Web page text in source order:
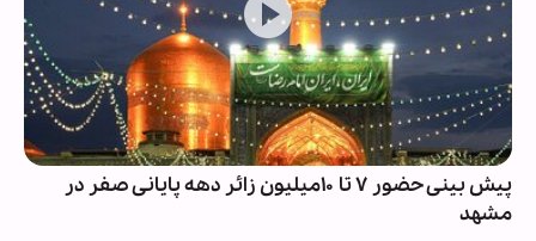
پیش بینی حضور ۷ تا ۱۰میلیون زائر دهه پایانی صفر در
مشهد